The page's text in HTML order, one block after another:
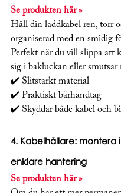
Se produkten här »
Håll din laddkabel ren, torr
organiserad med en smidig
Perfekt när du vill slippa att
sig i bakluckan eller smutsar
✔️ Slitstarkt material
✔️ Praktiskt bärhandtag
✔️ Skyddar både kabel och
4. Kabelhållare: montera
enklare hantering
Se produkten här »